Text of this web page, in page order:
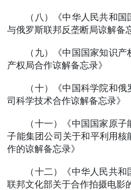
（八）《中华人民共和
与俄罗斯联邦反垄断局谅解备
（九）《中国国家知识
产权局合作谅解备忘录》
（十）《中国科学院和
司科学技术合作谅解备忘录》
（十一）《中国国家原
子能集团公司关于和平利用核
作的谅解备忘录》
（十二）《中华人民共
联邦文化部关于合作拍摄电影